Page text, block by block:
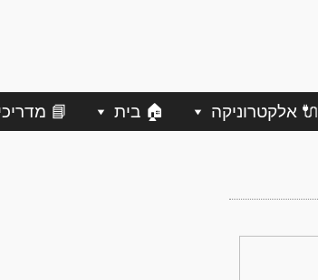
🔌 אלקטרוניקה 🏠 בית 📘